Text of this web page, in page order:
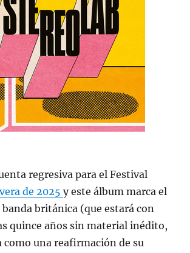
regresiva para el Festival
de 2025y este álbum marca el
banda británica (que estará con
quince años sin material inédito,
como una reafirmación de su